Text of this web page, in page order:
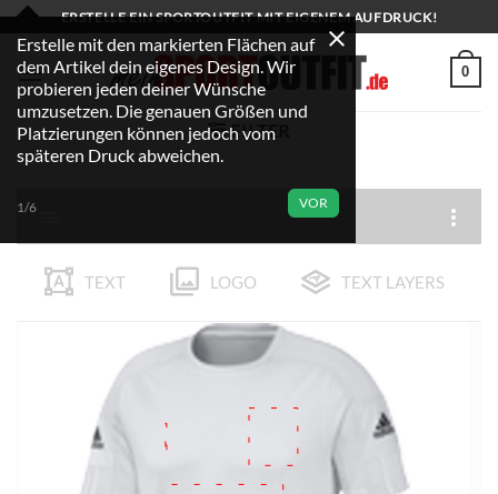
Zum
Inhalt
springen
ERSTELLE EIN SPORTOUTFIT MIT EIGENEM AUFDRUCK!
0
FILTER
TEXT LOGO TEXT LAYERS
Erstelle mit den markierten Flächen auf
dem Artikel dein eigenes Design. Wir
probieren jeden deiner Wünsche
umzusetzen. Die genauen Größen und
Platzierungen können jedoch vom
späteren Druck abweichen.
VOR
1/6